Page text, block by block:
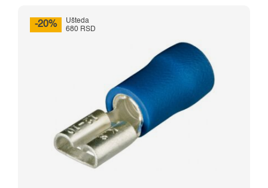
-20%
Ušteda
680 RSD